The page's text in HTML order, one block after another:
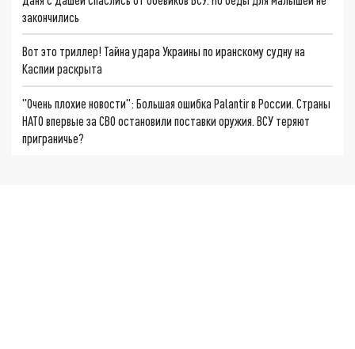
закончились
Вот это триллер! Тайна удара Украины по иранскому судну на
Каспии раскрыта
"Очень плохие новости": Большая ошибка Palantir в России. Страны
НАТО впервые за СВО остановили поставки оружия. ВСУ теряют
приграничье?